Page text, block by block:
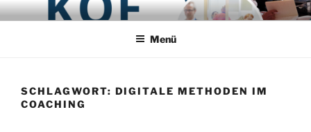
Zum
InhaltPROJEKT KQF
Koordinierungsstelle Qualifizierung und Fachaustausch
Menü
SCHLAGWORT: DIGITALE METHODEN IM
COACHING